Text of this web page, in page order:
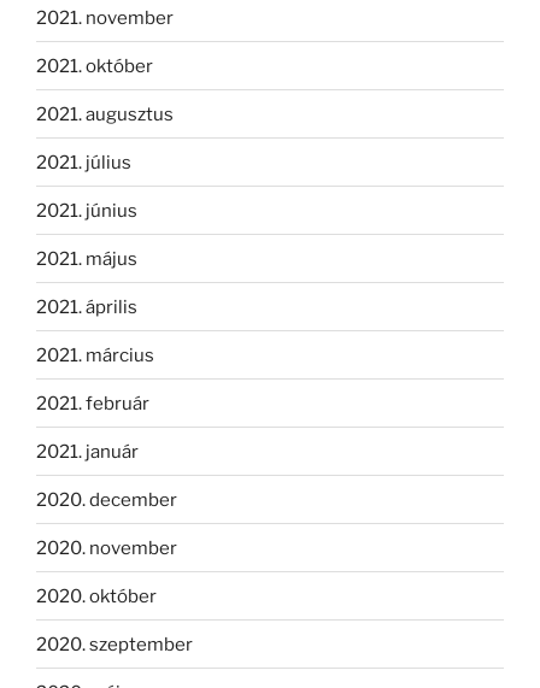
2021. november
2021. október
2021. augusztus
2021. július
2021. június
2021. május
2021. április
2021. március
2021. február
2021. január
2020. december
2020. november
2020. október
2020. szeptember